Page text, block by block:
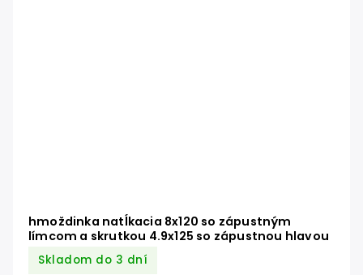
hmoždinka natĺkacia 8x120 so zápustným
límcom a skrutkou 4.9x125 so zápustnou hlavou
Skladom do 3 dní